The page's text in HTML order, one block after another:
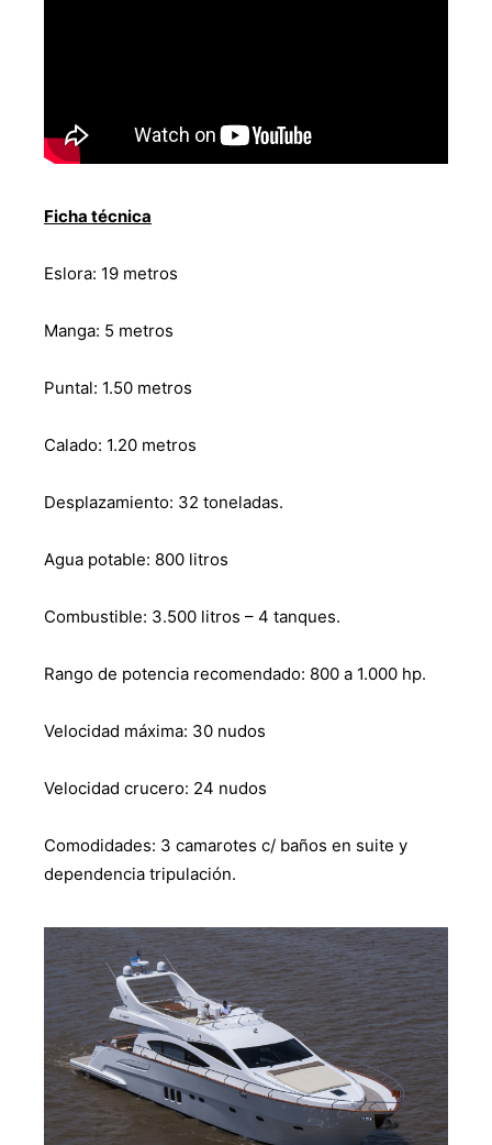
Ficha técnica
Eslora: 19 metros
Manga: 5 metros
Puntal: 1.50 metros
Calado: 1.20 metros
Desplazamiento: 32 toneladas.
Agua potable: 800 litros
Combustible: 3.500 litros – 4 tanques.
Rango de potencia recomendado: 800 a 1.000 hp.
Velocidad máxima: 30 nudos
Velocidad crucero: 24 nudos
Comodidades: 3 camarotes c/ baños en suite y
dependencia tripulación.